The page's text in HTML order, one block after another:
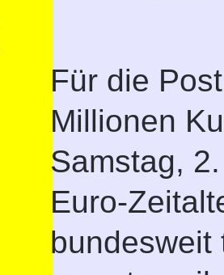
Für die
Millionen
Samstag,
Euro-
bundesweit